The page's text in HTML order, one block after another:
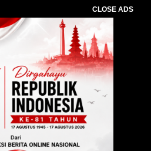
CLOSE ADS